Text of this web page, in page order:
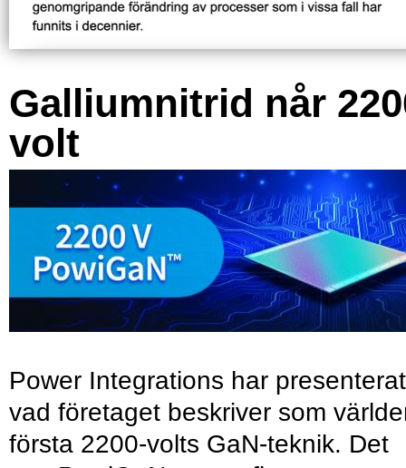
Galliumnitrid når
volt
Power Integrations har presenterat
vad företaget beskriver som
första 2200-volts GaN-teknik. Det